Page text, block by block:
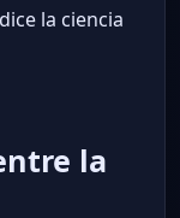
la ciencia
la